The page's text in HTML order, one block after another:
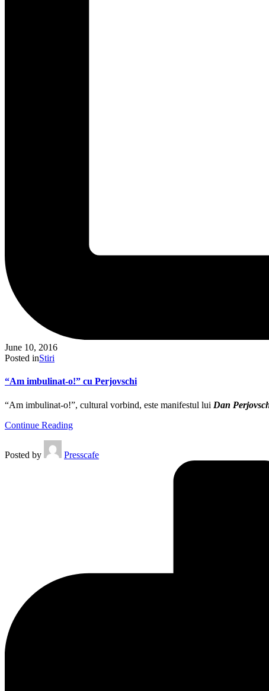
June 10, 2016
Posted inStiri
“Am imbulinat-o!” cu Perjovschi
“Am imbulinat-o!”, cultural vorbind, este manifestul lui Dan
Continue Reading
Posted by Presscafe